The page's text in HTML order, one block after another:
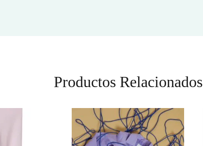
Productos Relacionados